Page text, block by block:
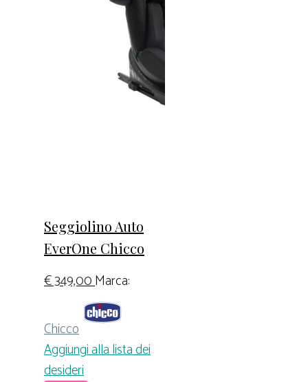
Seggiolino Auto
EverOne Chicco
€349,00Marca:
Chicco
Aggiungi alla lista dei
desideri